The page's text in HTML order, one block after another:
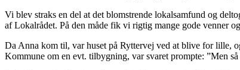
Vi blev straks en del at det blomstrende lokalsamfund og
af Lokalrådet. På den måde fik vi rigtig mange gode venner
Da Anna kom til, var huset på Ryttervej ved at blive for lille,
Kommune om en evt. tilbygning, var svaret prompte: ”Men